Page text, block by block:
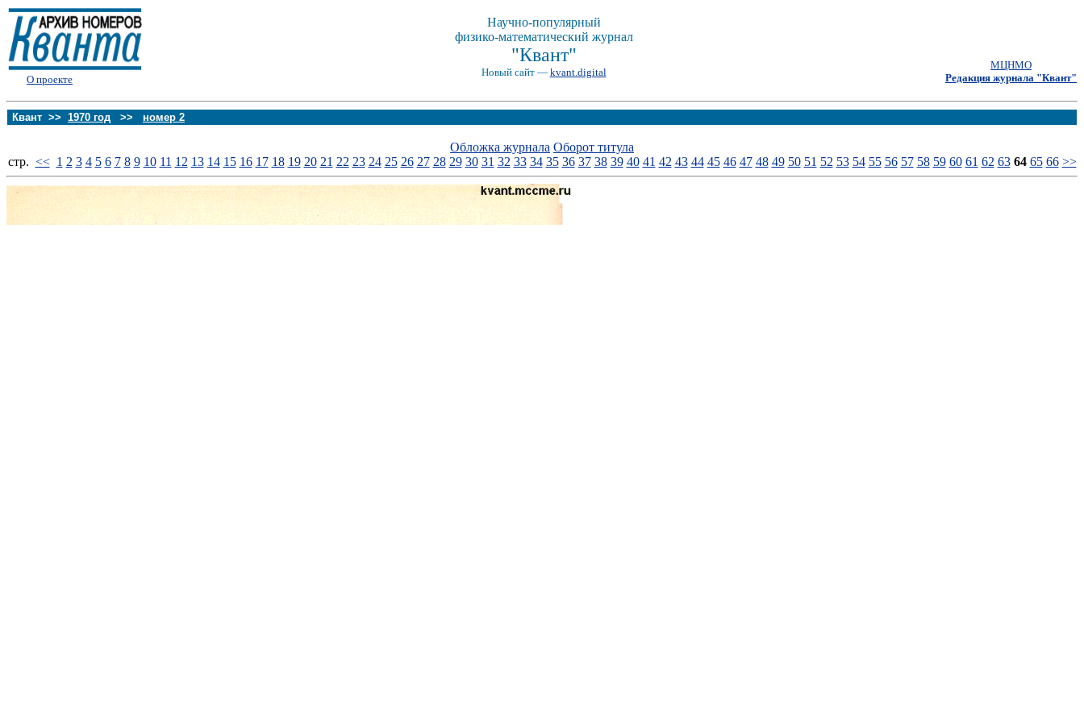
О проекте
Научно-популярный
физико-математический журнал
"Квант"
Новый сайт — kvant.digital
МЦНМО
Редакция журнала "Квант"
Квант >> 1970 год >> номер 2
Обложка журнала Оборот титула
стp. << 1 2 3 4 5 6 7 8 9 10 11 12 13 14 15 16 17 18 19 20 21 22 23 24 25 26 27 28 29 30 31 32 33 34 35 36 37 38 39 40 41 42 43 44 45 46 47 48 49 50 51 52 53 54 55 56 57 58 59 60 61 62 63 64 65 66 >>